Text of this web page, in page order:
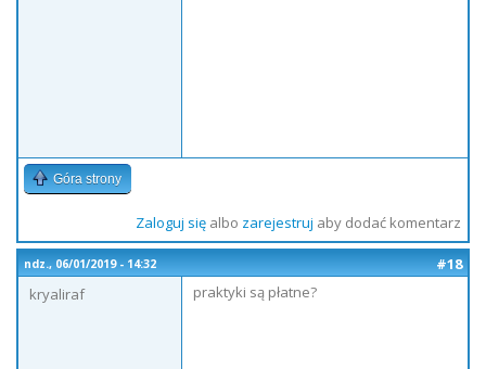
Góra strony
Zaloguj sięalbo zarejestruj aby dodać komentarz
ndz., 06/01/2019 - 14:32
#18
kryaliraf
praktyki są płatne?